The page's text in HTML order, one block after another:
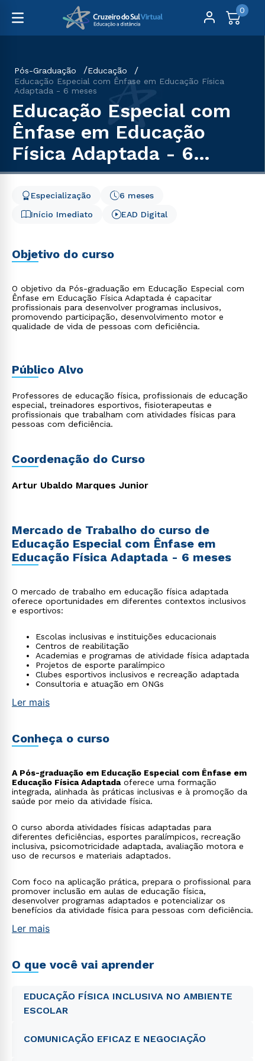
0
Pós-Graduação
Educação
Educação Especial com Ênfase em Educação Física
Adaptada - 6 meses
Educação Especial com
Ênfase em Educação
Física Adaptada - 6
meses
Início Imediato
6 meses
Especialização
EAD Digital
Objetivo do curso
O objetivo da Pós-graduação em Educação Especial com
Ênfase em Educação Física Adaptada é capacitar
profissionais para desenvolver programas inclusivos,
promovendo participação, desenvolvimento motor e
qualidade de vida de pessoas com deficiência.
Público Alvo
Professores de educação física, profissionais de educação
especial, treinadores esportivos, fisioterapeutas e
profissionais que trabalham com atividades físicas para
pessoas com deficiência.
Coordenação do Curso
Artur Ubaldo Marques Junior
Mercado de Trabalho do curso de
Educação Especial com Ênfase em
Educação Física Adaptada - 6 meses
O mercado de trabalho em educação física adaptada
oferece oportunidades em diferentes contextos inclusivos
e esportivos:
Escolas inclusivas e instituições educacionais
Centros de reabilitação
Academias e programas de atividade física adaptada
Projetos de esporte paralímpico
Clubes esportivos inclusivos e recreação adaptada
Consultoria e atuação em ONGs
Ler mais
Conheça o curso
A Pós-graduação em Educação Especial com Ênfase em
Educação Física Adaptadaoferece uma formação
integrada, alinhada às práticas inclusivas e à promoção da
saúde por meio da atividade física.
O curso aborda atividades físicas adaptadas para
diferentes deficiências, esportes paralímpicos, recreação
inclusiva, psicomotricidade adaptada, avaliação motora e
uso de recursos e materiais adaptados.
Com foco na aplicação prática, prepara o profissional para
promover inclusão em aulas de educação física,
desenvolver programas adaptados e potencializar os
benefícios da atividade física para pessoas com deficiência.
Ler mais
O que você vai aprender
EDUCAÇÃO FÍSICA INCLUSIVA NO AMBIENTE
ESCOLAR
COMUNICAÇÃO EFICAZ E NEGOCIAÇÃO